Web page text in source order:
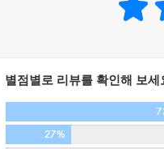
에 눌러앉을 때 시작된다.
커니즘을 상세히 담았다.
허브 추출물이 만성 염증의
별점별로 리뷰를 확인해 보세
27%